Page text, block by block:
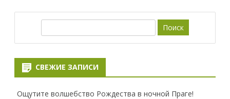
СВЕЖИЕ ЗАПИСИ
Ощутите волшебство Рождества в ночной Праге!